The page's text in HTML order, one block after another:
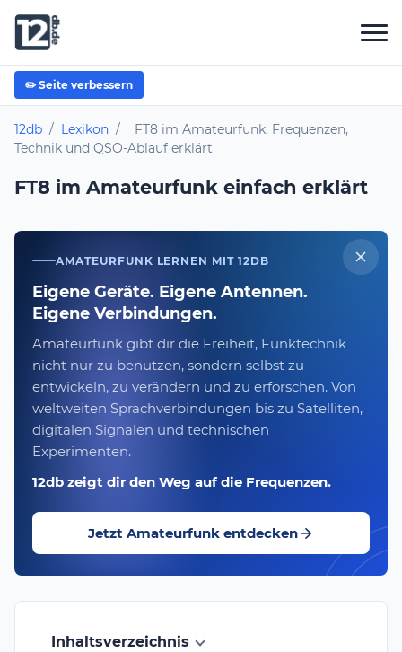
✏️ Seite verbessern
12db / Lexikon /
FT8 im Amateurfunk: Frequenzen,
Technik und QSO-Ablauf erklärt
FT8 im Amateurfunk einfach erklärt
AMATEURFUNK LERNEN MIT 12DB
Eigene Geräte. Eigene Antennen.
Eigene Verbindungen.
Amateurfunk gibt dir die Freiheit, Funktechnik
nicht nur zu benutzen, sondern selbst zu
entwickeln, zu verändern und zu erforschen. Von
weltweiten Sprachverbindungen bis zu Satelliten,
digitalen Signalen und technischen
Experimenten.
12db zeigt dir den Weg auf die Frequenzen.
Jetzt Amateurfunk entdecken
Inhaltsverzeichnis